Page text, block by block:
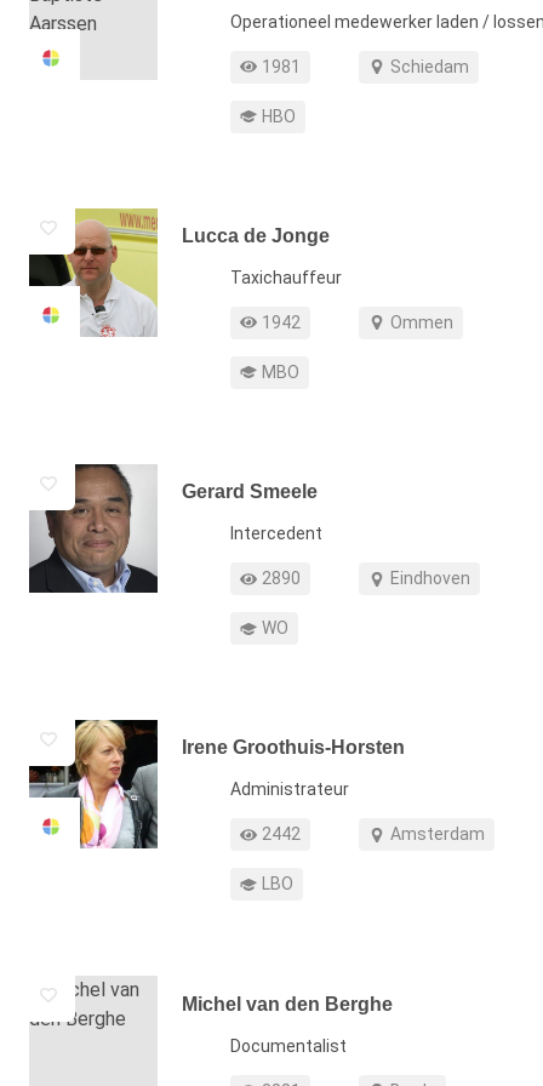
FunctieOperationeel medewerker laden /
Profiel weergaven
1981
Werkgebied Schiedam
Opleiding HBO
Lucca de Jonge
FunctieTaxichauffeur
Profiel weergaven
1942
Werkgebied Ommen
Opleiding MBO
Gerard Smeele
FunctieIntercedent
Profiel weergaven
2890
Werkgebied Eindhoven
Opleiding WO
Irene Groothuis-Horsten
FunctieAdministrateur
Profiel weergaven
2442
Werkgebied Amsterdam
Opleiding LBO
Michel van den Berghe
FunctieDocumentalist